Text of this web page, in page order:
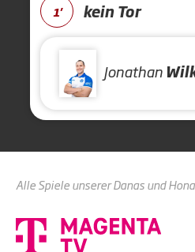
1' kein Tor
Jonathan
Alle Spiele unserer Danas und